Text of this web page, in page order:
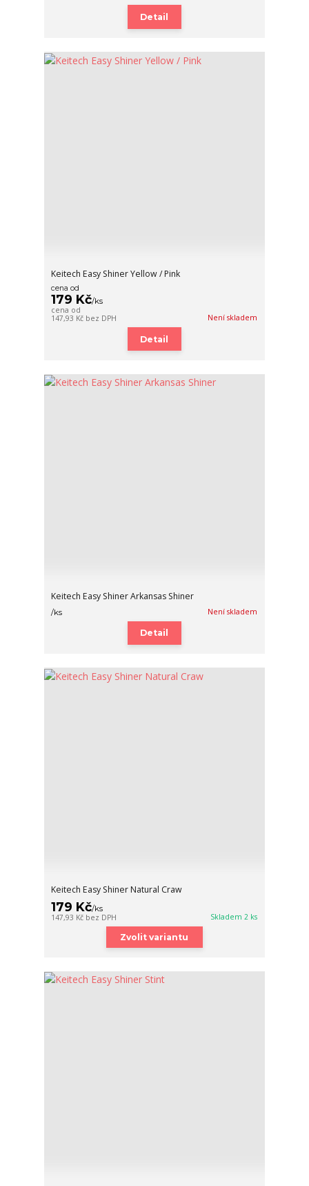
Detail
Keitech Easy Shiner Yellow / Pink
cena od
179 Kč/ks
cena od
147,93 Kč bez DPH Není skladem
Detail
Keitech Easy Shiner Arkansas Shiner
/ks Není skladem
Detail
Keitech Easy Shiner Natural Craw
179 Kč/ks
147,93 Kč bez DPH Skladem 2 ks
Zvolit variantu